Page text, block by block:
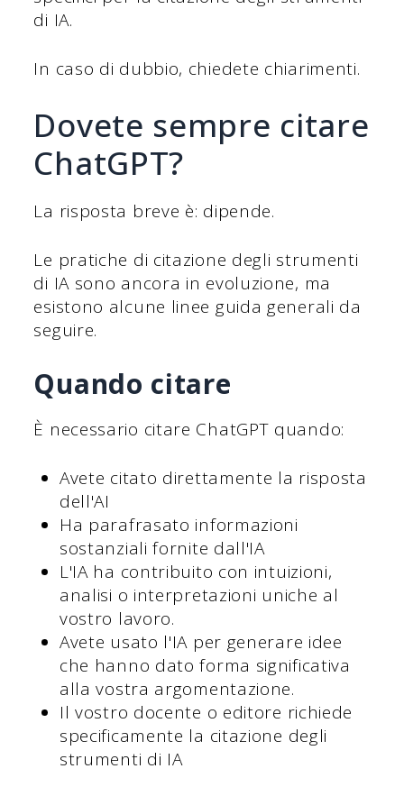
di IA.
In caso di dubbio, chiedete chiarimenti.
Dovete sempre citare
ChatGPT?
La risposta breve è: dipende.
Le pratiche di citazione degli strumenti
di IA sono ancora in evoluzione, ma
esistono alcune linee guida generali da
seguire.
Quando citare
È necessario citare ChatGPT quando:
Avete citato direttamente la risposta
dell'AI
Ha parafrasato informazioni
sostanziali fornite dall'IA
L'IA ha contribuito con intuizioni,
analisi o interpretazioni uniche al
vostro lavoro.
Avete usato l'IA per generare idee
che hanno dato forma significativa
alla vostra argomentazione.
Il vostro docente o editore richiede
specificamente la citazione degli
strumenti di IA